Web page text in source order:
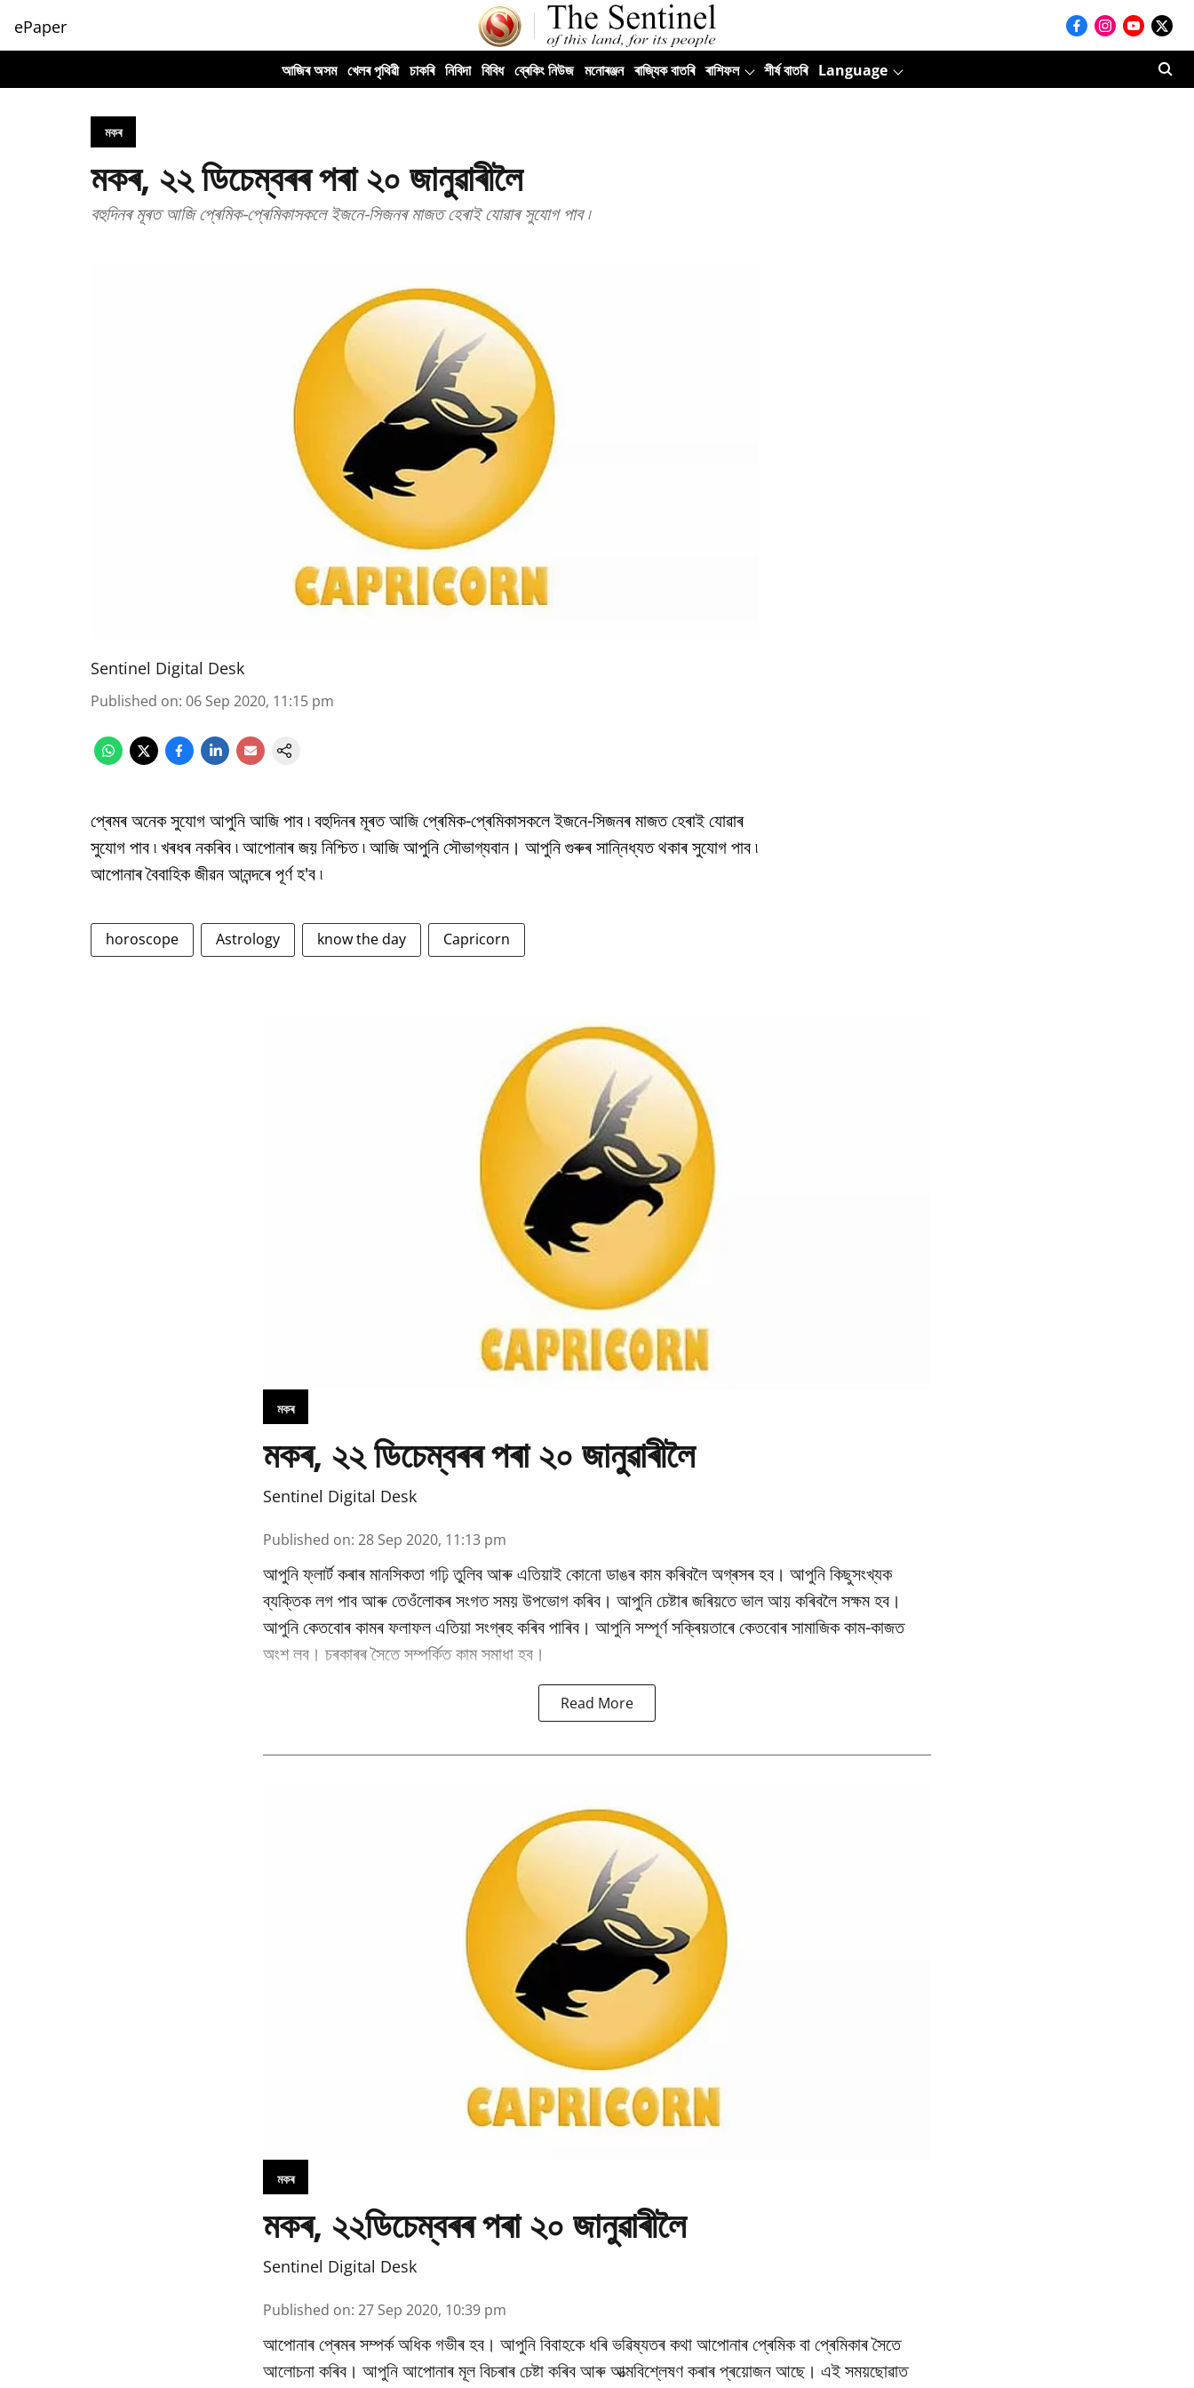
ePaper
আজিৰ অসম খেলৰ পৃথিৱী চাকৰি নিবিদা বিবিধ ব্ৰেকিং নিউজ মনোৰঞ্জন ৰাজ্যিক বাতৰি ৰাশিফল শীৰ্ষ বাতৰি Language
মকৰ
মকৰ, ২২ ডিচেম্বৰৰ পৰা ২০ জানুৱাৰীলৈ
বহুদিনৰ মূৰত আজি প্ৰেমিক-প্ৰেমিকাসকলে ইজনে-সিজনৰ মাজত হেৰাই যোৱাৰ সুযোগ পাব ৷
Sentinel Digital Desk
Published on: 06 Sep 2020, 11:15 pm
প্ৰেমৰ অনেক সুযোগ আপুনি আজি পাব ৷ বহুদিনৰ মূৰত আজি প্ৰেমিক-প্ৰেমিকাসকলে ইজনে-সিজনৰ মাজত হেৰাই যোৱাৰ
সুযোগ পাব ৷ খৰধৰ নকৰিব ৷ আপোনাৰ জয় নিশ্চিত ৷ আজি আপুনি সৌভাগ্যবান। আপুনি গুৰুৰ সান্নিধ্যত থকাৰ সুযোগ পাব ৷
আপোনাৰ বৈবাহিক জীৱন আনন্দৰে পূৰ্ণ হ'ব ৷
horoscope Astrology know the day Capricorn
মকৰ
মকৰ, ২২ ডিচেম্বৰৰ পৰা ২০ জানুৱাৰীলৈ
Sentinel Digital Desk
Published on: 28 Sep 2020, 11:13 pm
আপুনি ফ্লাৰ্ট কৰাৰ মানসিকতা গঢ়ি তুলিব আৰু এতিয়াই কোনো ডাঙৰ কাম কৰিবলৈ অগ্ৰসৰ হব। আপুনি কিছুসংখ্যক
ব্যক্তিক লগ পাব আৰু তেওঁলোকৰ সংগত সময় উপভোগ কৰিব। আপুনি চেষ্টাৰ জৰিয়তে ভাল আয় কৰিবলৈ সক্ষম হব।
আপুনি কেতবোৰ কামৰ ফলাফল এতিয়া সংগ্ৰহ কৰিব পাৰিব। আপুনি সম্পূৰ্ণ সক্ৰিয়তাৰে কেতবোৰ সামাজিক কাম-কাজত
অংশ লব। চৰকাৰৰ সৈতে সম্পৰ্কিত কাম সমাধা হব।
Read More
মকৰ
মকৰ, ২২ডিচেম্বৰৰ পৰা ২০ জানুৱাৰীলৈ
Sentinel Digital Desk
Published on: 27 Sep 2020, 10:39 pm
আপোনাৰ প্ৰেমৰ সম্পৰ্ক অধিক গভীৰ হব। আপুনি বিবাহকে ধৰি ভৱিষ্যতৰ কথা আপোনাৰ প্ৰেমিক বা প্ৰেমিকাৰ সৈতে
আলোচনা কৰিব। আপুনি আপোনাৰ মূল বিচৰাৰ চেষ্টা কৰিব আৰু আত্মবিশ্লেষণ কৰাৰ প্ৰয়োজন আছে। এই সময়ছোৱাত